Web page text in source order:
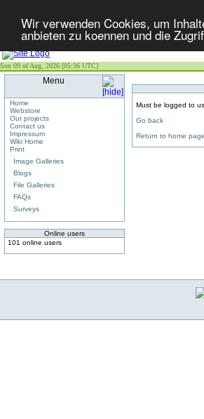
Wir verwenden Cookies, um
anbieten zu koennen und die
Sun 09 of Aug, 2026 [05:36 UTC]
Menu
Home
Webstore
Our projects
Contact us
Impressum
Wiki Home
Print
Image Galleries
Blogs
File Galleries
FAQs
Surveys
Online users
101 online users
Must be logged to
Go back
Return to home page